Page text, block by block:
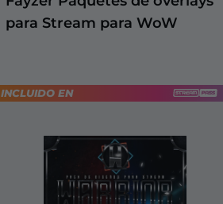
para Stream para WoW
INCLUIDO EN